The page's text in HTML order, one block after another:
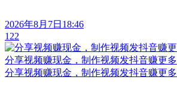
2026年8月7日18:46
122
分享视频赚现金，制作视频发抖音赚更多
分享视频赚现金，制作视频发抖音赚更多